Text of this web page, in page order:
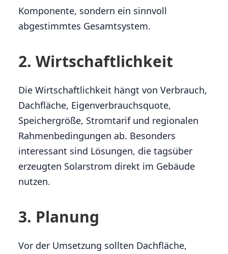
Komponente, sondern ein sinnvoll
abgestimmtes Gesamtsystem.
2. Wirtschaftlichkeit
Die Wirtschaftlichkeit hängt von Verbrauch,
Dachfläche, Eigenverbrauchsquote,
Speichergröße, Stromtarif und regionalen
Rahmenbedingungen ab. Besonders
interessant sind Lösungen, die tagsüber
erzeugten Solarstrom direkt im Gebäude
nutzen.
3. Planung
Vor der Umsetzung sollten Dachfläche,